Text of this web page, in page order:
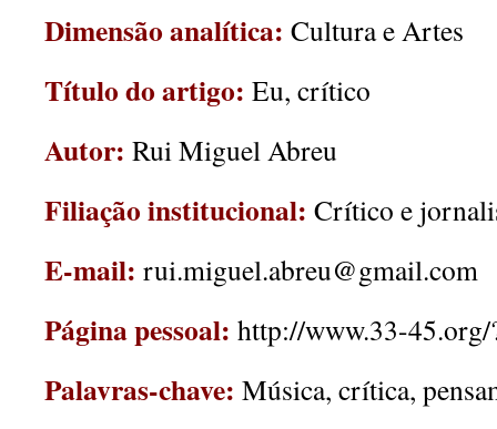
Dimensão analítica: Cultura e Artes
Título do artigo: Eu, crítico
Autor: Rui Miguel Abreu
Filiação institucional: Crítico e
E-mail: rui.miguel.abreu@gmail.com
Página pessoal: http://www.33-45.org/
Palavras-chave: Música, crítica,